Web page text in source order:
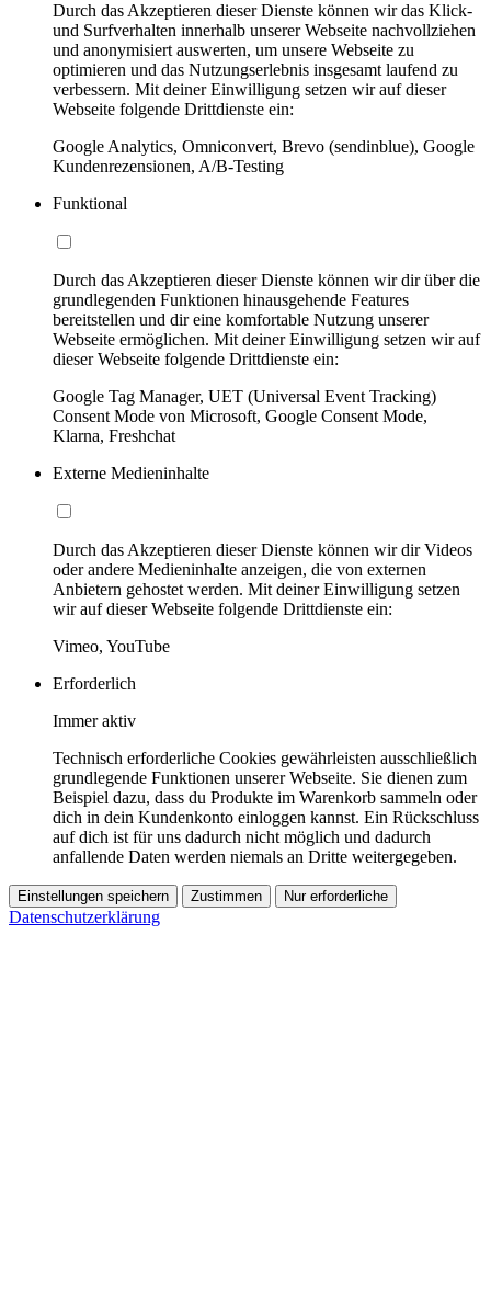
Durch das Akzeptieren dieser Dienste können wir das Klick-
und Surfverhalten innerhalb unserer Webseite nachvollziehen
und anonymisiert auswerten, um unsere Webseite zu
optimieren und das Nutzungserlebnis insgesamt laufend zu
verbessern. Mit deiner Einwilligung setzen wir auf dieser
Webseite folgende Drittdienste ein:
Google Analytics, Omniconvert, Brevo (sendinblue), Google
Kundenrezensionen, A/B-Testing
Funktional
Durch das Akzeptieren dieser Dienste können wir dir über die
grundlegenden Funktionen hinausgehende Features
bereitstellen und dir eine komfortable Nutzung unserer
Webseite ermöglichen. Mit deiner Einwilligung setzen wir auf
dieser Webseite folgende Drittdienste ein:
Google Tag Manager, UET (Universal Event Tracking)
Consent Mode von Microsoft, Google Consent Mode,
Klarna, Freshchat
Externe Medieninhalte
Durch das Akzeptieren dieser Dienste können wir dir Videos
oder andere Medieninhalte anzeigen, die von externen
Anbietern gehostet werden. Mit deiner Einwilligung setzen
wir auf dieser Webseite folgende Drittdienste ein:
Vimeo, YouTube
Erforderlich
Immer aktiv
Technisch erforderliche Cookies gewährleisten ausschließlich
grundlegende Funktionen unserer Webseite. Sie dienen zum
Beispiel dazu, dass du Produkte im Warenkorb sammeln oder
dich in dein Kundenkonto einloggen kannst. Ein Rückschluss
auf dich ist für uns dadurch nicht möglich und dadurch
anfallende Daten werden niemals an Dritte weitergegeben.
Einstellungen speichern Zustimmen Nur erforderliche
Datenschutzerklärung